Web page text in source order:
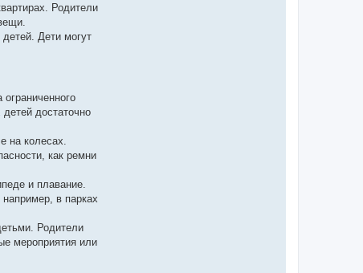
Родители
Дети могут
достаточно
на колесах.
как ремни
и плавание.
в парках
Родители
мероприятия или